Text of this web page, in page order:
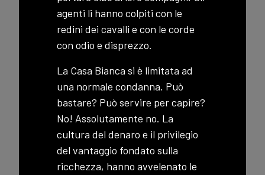
agenti li hanno colpiti con le
redini dei cavalli e con le corde
con odio e disprezzo.
La Casa Bianca si è limitata ad
una normale condanna. Può
bastare? Può servire per capire?
No! Assolutamente no. La
cultura del denaro e il privilegio
del vantaggio fondato sulla
ricchezza, hanno avvelenato le